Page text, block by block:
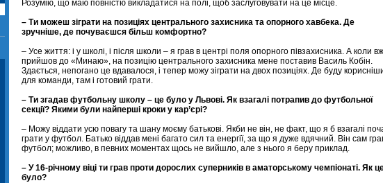
Розумію, що маю повністю викладатися на полі, щоб заслуговувати на це місце.
– Ти можеш зіграти на позиціях центрального захисника та опорного хавбека. Де
зручніше, де почуваєшся більш комфортно?
– Усе життя: і у школі, і після школи – я грав в центрі поля опорного півзахисника. А коли
прийшов до «Минаю», на позицію центрального захисника мене поставив Василь Кобін.
Здається, непогано це вдавалося, і тепер можу зіграти на двох позиціях. Де буду
для команди, там і готовий грати.
– Ти згадав футбольну школу – це було у Львові. Як взагалі потрапив до футбольної
секції? Якими були найперші кроки у кар’єрі?
– Можу віддати усю повагу та шану моєму батькові. Якби не він, не факт, що я б взагалі
грати у футбол. Батько віддав мені багато сил та енергії, за що я дуже вдячний. Він сам
футбол; можливо, в певних моментах щось не вийшло, але з нього я беру приклад.
– У 16-річному віці ти грав проти дорослих суперників в аматорському чемпіонаті. Як
було?